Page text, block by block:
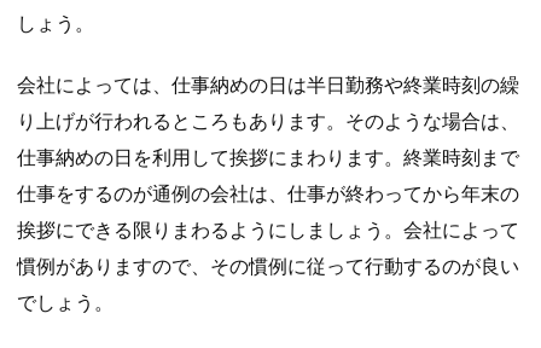
しょう。
会社によっては、仕事納めの日は半日勤務や終業時刻の繰
り上げが行われるところもあります。そのような場合は、
仕事納めの日を利用して挨拶にまわります。終業時刻まで
仕事をするのが通例の会社は、仕事が終わってから年末の
挨拶にできる限りまわるようにしましょう。会社によって
慣例がありますので、その慣例に従って行動するのが良い
でしょう。